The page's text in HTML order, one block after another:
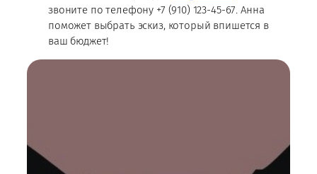
звоните по телефону +7 (910) 123-45-67. Анна
поможет выбрать эскиз, который впишется в
ваш бюджет!